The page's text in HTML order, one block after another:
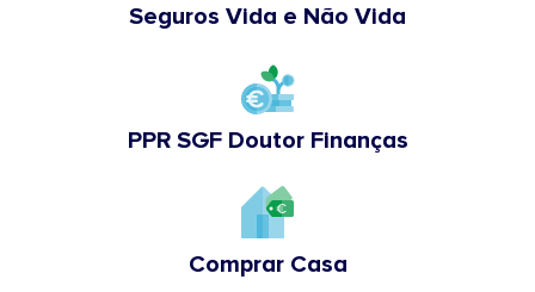
Seguros Vida e Não Vida
PPR SGF Doutor Finanças
Comprar Casa